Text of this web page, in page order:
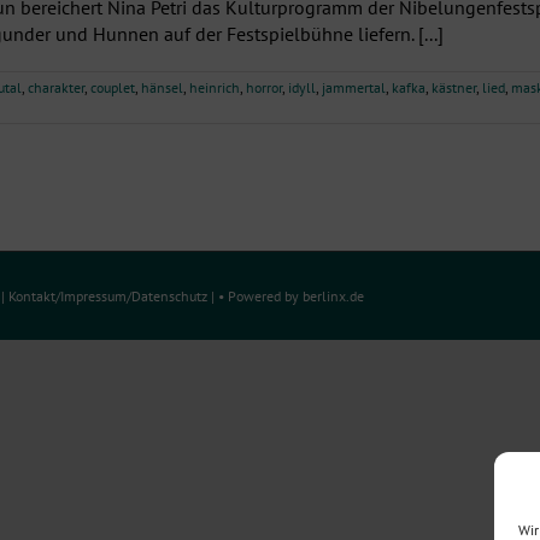
bereichert Nina Petri das Kulturprogramm der
und Hunnen auf der Festspielbühne liefern. [...]
charakter, couplet hänsel heinrich horror, idyll jammertal kafka kästner, lied
| Kontakt/Impressum/Datenschutz | • Powered by berlinx.de